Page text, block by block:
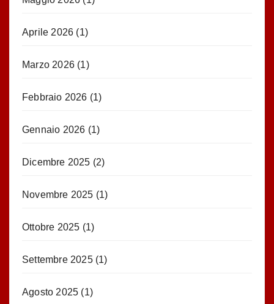
Aprile 2026 (1)
Marzo 2026 (1)
Febbraio 2026 (1)
Gennaio 2026 (1)
Dicembre 2025 (2)
Novembre 2025 (1)
Ottobre 2025 (1)
Settembre 2025(1)
Agosto 2025 (1)